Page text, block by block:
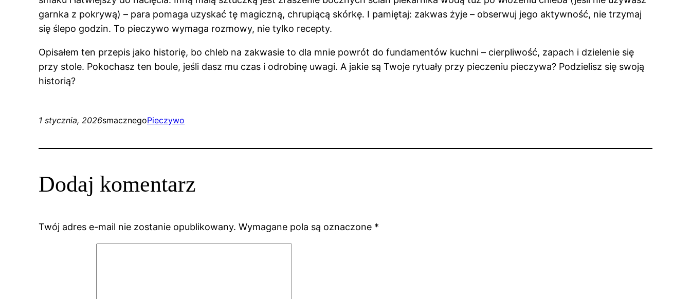
garnka z pokrywą) – para pomaga uzyskać tę magiczną, chrupiącą skórkę. I pamiętaj: zakwas żyje – obserwuj jego aktywność, nie trzymaj
się ślepo godzin. To pieczywo wymaga rozmowy, nie tylko recepty.
Opisałem ten przepis jako historię, bo chleb na zakwasie to dla mnie powrót do fundamentów kuchni – cierpliwość, zapach i dzielenie się
przy stole. Pokochasz ten boule, jeśli dasz mu czas i odrobinę uwagi. A jakie są Twoje rytuały przy pieczeniu pieczywa? Podzielisz się swoją
historią?
1 stycznia, 2026smacznegoPieczywo
Dodaj komentarz
Twój adres e-mail nie zostanie opublikowany. Wymagane pola są oznaczone *